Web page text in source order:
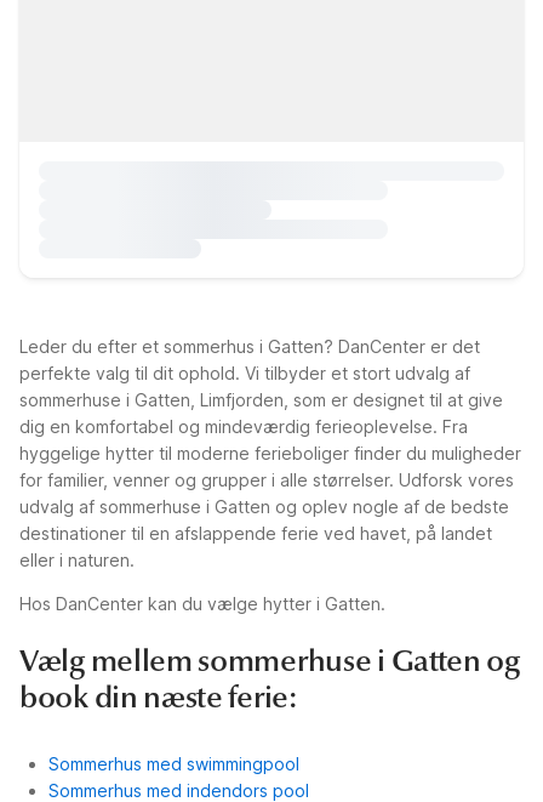
Leder du efter et sommerhus i Gatten? DanCenter er det
perfekte valg til dit ophold. Vi tilbyder et stort udvalg af
sommerhuse i Gatten, Limfjorden, som er designet til at give
dig en komfortabel og mindeværdig ferieoplevelse. Fra
hyggelige hytter til moderne ferieboliger finder du muligheder
for familier, venner og grupper i alle størrelser. Udforsk vores
udvalg af sommerhuse i Gatten og oplev nogle af de bedste
destinationer til en afslappende ferie ved havet, på landet
eller i naturen.
Hos DanCenter kan du vælge hytter i Gatten.
Vælg mellem sommerhuse i Gatten og
book din næste ferie:
Sommerhus med swimmingpool
Sommerhus med indendors pool